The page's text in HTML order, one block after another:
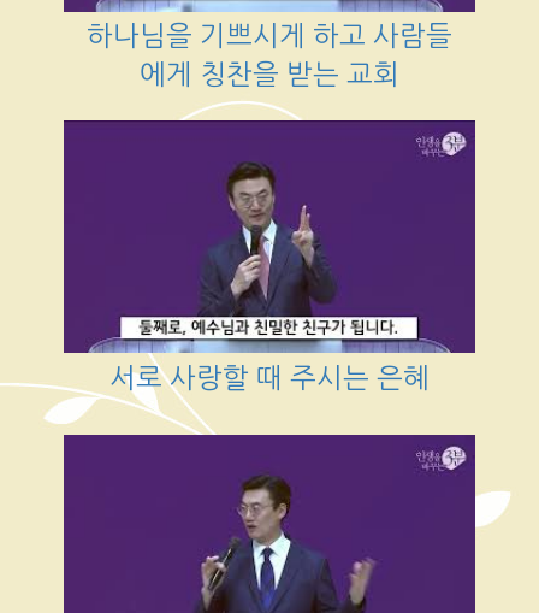
하나님을 기쁘시게 하고 사람들
에게 칭찬을 받는 교회
서로 사랑할 때 주시는 은혜